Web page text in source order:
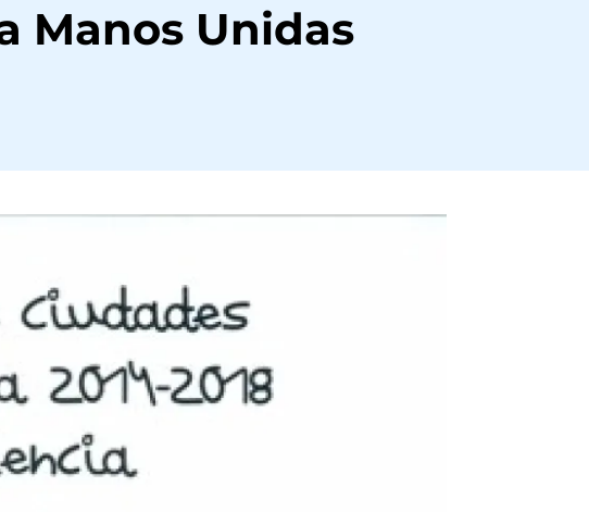
Manos Unidas